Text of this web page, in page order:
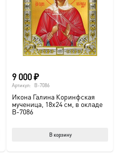
9 000₽
Артикул: B-7086
Икона Галина Коринфская
мученица, 18х24 см, в окладе
B-7086
В корзину